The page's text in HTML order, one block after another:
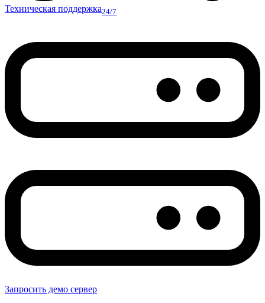
Техническая поддержка24/7
Запросить демо сервер